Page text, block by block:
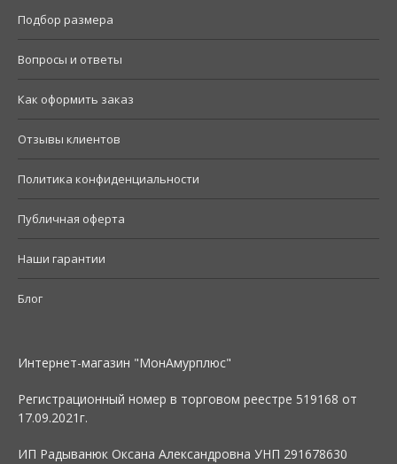
Подбор размера
Вопросы и ответы
Как оформить заказ
Отзывы клиентов
Политика конфиденциальности
Публичная оферта
Наши гарантии
Блог
Интернет-магазин "МонАмурплюс"
Регистрационный номер в торговом реестре 519168 от
17.09.2021г.
ИП Радыванюк Оксана Александровна УНП 291678630